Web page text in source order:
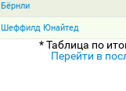
Бёрнли
Шеффилд Юнайтед
* Таблица по
Перейти в